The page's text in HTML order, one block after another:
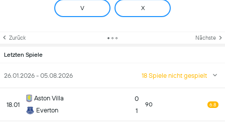
V X
Zurück Nächste
Letzten Spiele
26.01.2026 - 05.08.2026 18 Spiele nicht gespielt
18.01
Aston Villa
Everton
0
1
90 6.8